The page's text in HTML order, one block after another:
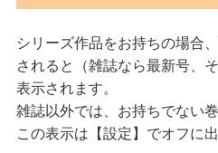
シリーズ作品をお持ちの場合
されると（雑誌なら最新号、
表示されます。
雑誌以外では、お持ちでない
この表示は【設定】でオフに出